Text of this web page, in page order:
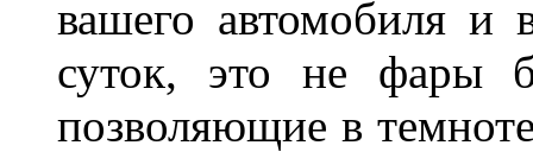
вашего автомобиля и
суток, это не фары
позволяющие в